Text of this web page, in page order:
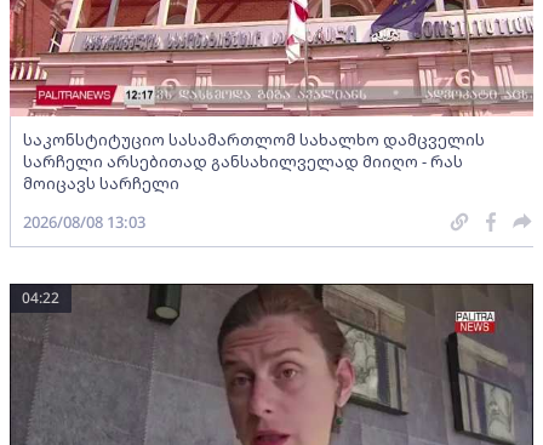
საკონსტიტუციო სასამართლომ სახალხო დამცველის
სარჩელი არსებითად განსახილველად მიიღო - რას
მოიცავს სარჩელი
2026/08/08 13:03
04:22